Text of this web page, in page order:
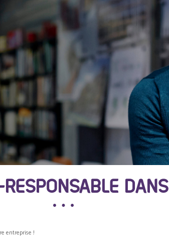
RESPONSABLE
entreprise !